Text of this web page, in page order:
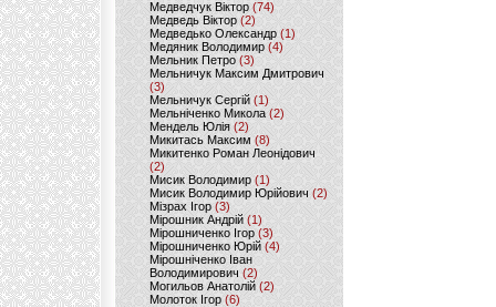
Медведчук Віктор(74)
Медведь Віктор (2)
Медведько Олександр (1)
Медяник Володимир(4)
Мельник Петро (3)
Мельничук Максим Дмитрович
(3)
Мельничук Сергій (1)
Мельніченко Микола (2)
Мендель Юлія (2)
Микитась Максим (8)
Микитенко Роман Леонідович
(2)
Мисик Володимир (1)
Мисик Володимир Юрійович(2)
Мізрах Ігор(3)
Мірошник Андрій(1)
Мірошниченко Ігор (3)
Мірошниченко Юрій(4)
Мірошніченко Іван
Володимирович (2)
Могильов Анатолій (2)
Молоток Ігор (6)